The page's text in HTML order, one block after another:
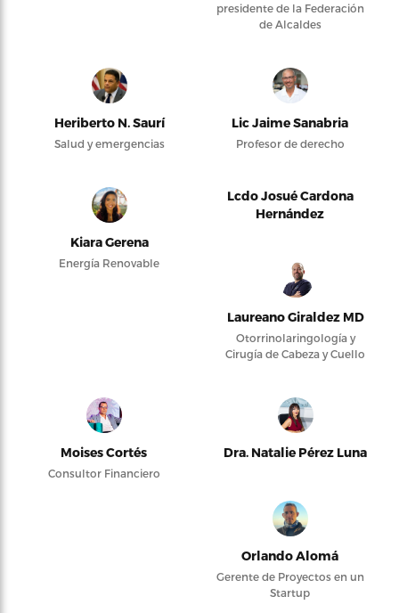
presidente de la Federación
de Alcaldes
Heriberto N. Saurí
Salud y emergencias
Lic Jaime Sanabria
Profesor de derecho
Kiara Gerena
Energía Renovable
Lcdo Josué Cardona
Hernández
Laureano Giraldez MD
Otorrinolaringología y
Cirugía de Cabeza y Cuello
Moises Cortés
Consultor Financiero
Dra. Natalie Pérez Luna
Orlando Alomá
Gerente de Proyectos en un
Startup